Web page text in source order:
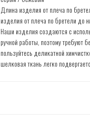
Длина изделия от плеча по
изделия от плеча по бретели до
Наши изделия создаются с
ручной работы, поэтому требуют
пользуйтесь деликатной
шелковая ткань легко